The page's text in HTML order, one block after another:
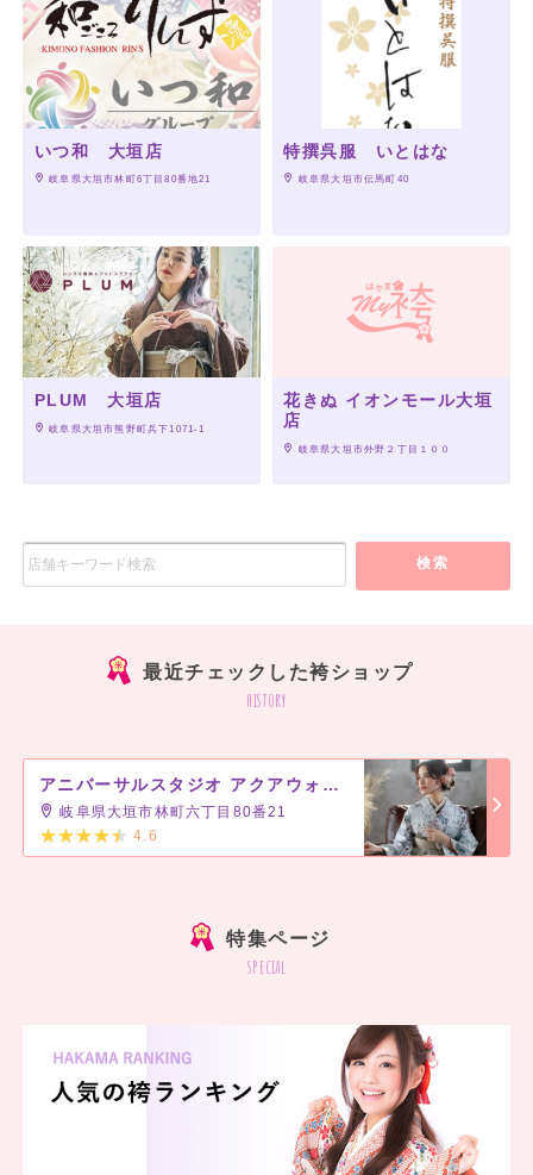
いつ和 大垣店
岐阜県大垣市林町6丁目80番地21
特撰呉服 いとはな
岐阜県大垣市伝馬町40
PLUM 大垣店
岐阜県大垣市熊野町兵下1071-1
花きぬ イオンモール大垣
店
岐阜県大垣市外野２丁目１００
検索
最近チェックした袴ショップ
history
アニバーサルスタジオ アクアウォーク大垣店
岐阜県大垣市林町六丁目80番21
4.6
特集ページ
special